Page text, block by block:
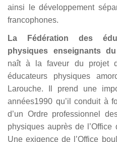
ainsi le développement
francophones.
La Fédération des
physiques enseignants
naît à la faveur du projet
éducateurs physiques
Larouche. Il prend une
années1990 qu’il conduit à
d’un Ordre professionnel
physiques auprès de
Une exigence de l’Office